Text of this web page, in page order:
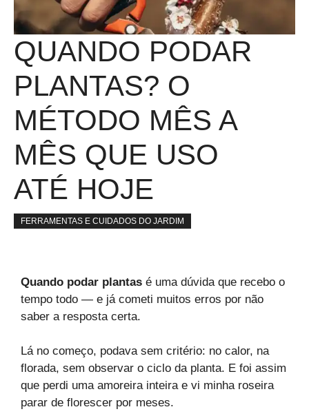
QUANDO PODAR
PLANTAS? O
MÉTODO MÊS A
MÊS QUE USO
ATÉ HOJE
FERRAMENTAS E CUIDADOS DO JARDIM
Quando podar plantas é uma dúvida que recebo o
tempo todo — e já cometi muitos erros por não
saber a resposta certa.
Lá no começo, podava sem critério: no calor, na
florada, sem observar o ciclo da planta. E foi assim
que perdi uma amoreira inteira e vi minha roseira
parar de florescer por meses.